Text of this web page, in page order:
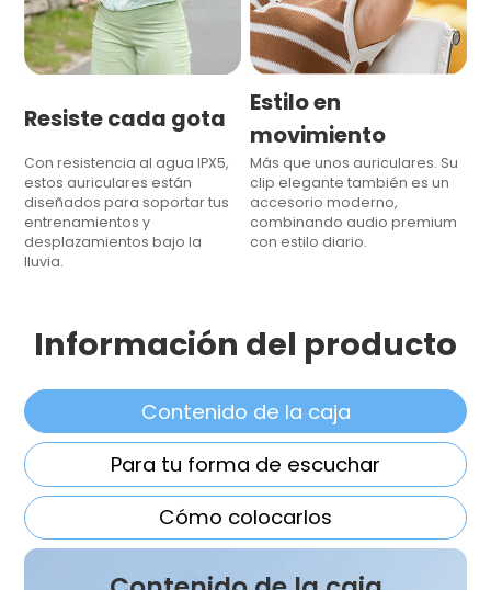
Resiste cada gota
Con resistencia al agua IPX5,
estos auriculares están
diseñados para soportar tus
entrenamientos y
desplazamientos bajo la
lluvia.
Estilo en
movimiento
Más que unos auriculares. Su
clip elegante también es un
accesorio moderno,
combinando audio premium
con estilo diario.
Información del producto
Contenido de la caja
Para tu forma de escuchar
Cómo colocarlos